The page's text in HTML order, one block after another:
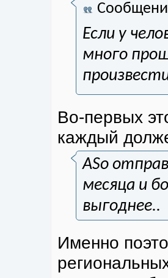
Если у
много
Во-первых
каждый
ASo
месяца и
выгоднее..
Именно